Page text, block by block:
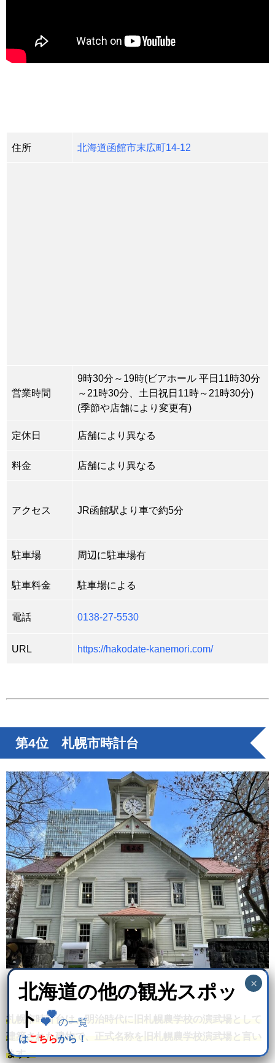
住所 北海道函館市末広町14-12
営業時間
9時30分～19時(ビアホール 平日11時30分
～21時30分、土日祝日11時～21時30分)
(季節や店舗により変更有)
定休日 店舗により異なる
料金 店舗により異なる
アクセス JR函館駅より車で約5分
駐車場 周辺に駐車場有
駐車料金 駐車場による
電話 0138-27-5530
URL https://hakodate-kanemori.com/
第4位 札幌市時計台
（引用）
札幌市時計台は、明治時代に旧札幌農学校の演武場として
建築された建物で、正式名称を旧札幌農学校演武場と言い
ます。
北海道の他の観光スポッ
ト💕の一覧
はこちらから！